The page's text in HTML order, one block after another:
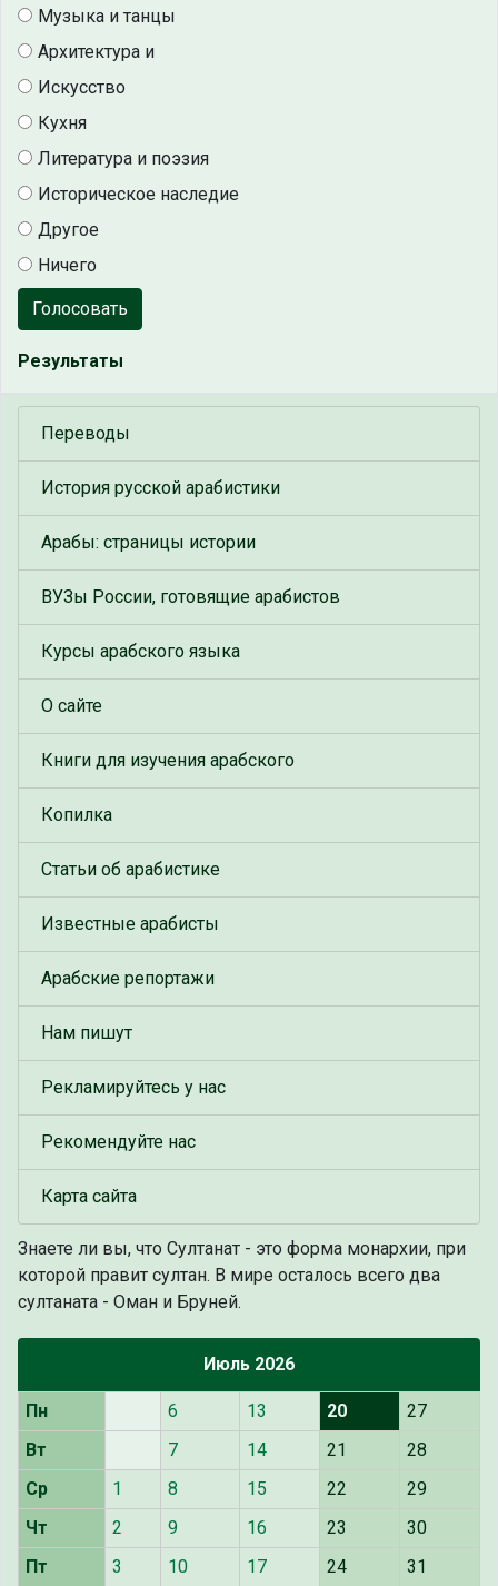
Музыка и танцы
Архитектура и
Искусство
Кухня
Литература и поэзия
Историческое наследие
Другое
Ничего
Голосовать
Результаты
Переводы
История русской арабистики
Арабы: страницы истории
ВУЗы России, готовящие арабистов
Курсы арабского языка
О сайте
Книги для изучения арабского
Копилка
Статьи об арабистике
Известные арабисты
Арабские репортажи
Нам пишут
Рекламируйтесь у нас
Рекомендуйте нас
Карта сайта
Знаете ли вы, что Султанат - это форма монархии, при
которой правит султан. В мире осталось всего два
султаната - Оман и Бруней.
Июль 2026
Пн 6 13 20
27
Вт
7 14 21
28
Ср
1 8 15 22
29
Чт
2 9 16 23
30
Пт
3 10 17 24 31